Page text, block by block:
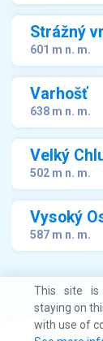
Strážný
601 m n. m.
Varhošť
638 m n. m.
Velký
502 m n. m.
Vysoký
587 m n. m.
This site is
staying on
with use of